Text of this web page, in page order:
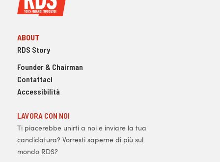
ABOUT
RDS Story
Founder & Chairman
Contattaci
Accessibilità
LAVORA CON NOI
Ti piacerebbe unirti a noi e inviare la tua
candidatura? Vorresti saperne di più sul
mondo RDS?